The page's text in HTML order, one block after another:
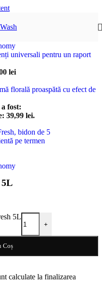
lei
fost:
39,99 lei.
5L
5L
+
Coș
calculate la finalizarea